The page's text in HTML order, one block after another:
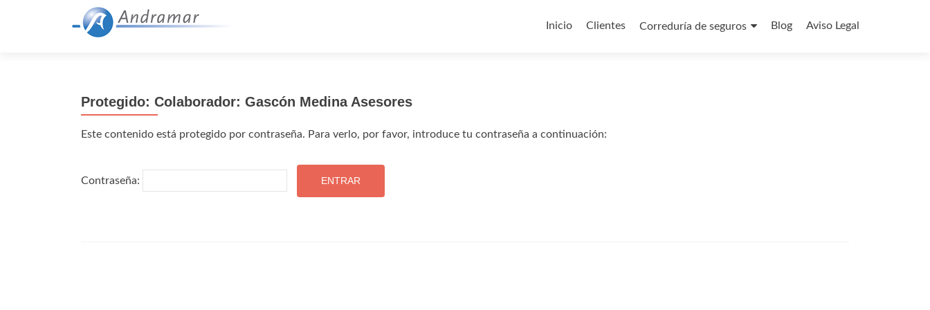
alInicio Clientes Correduría de seguros Blog Aviso Legal
Protegido: Colaborador: Gascón Medina Asesores
Este contenido está protegido por contraseña. Para verlo, por favor, introduce tu contraseña a continuación:
Contraseña: